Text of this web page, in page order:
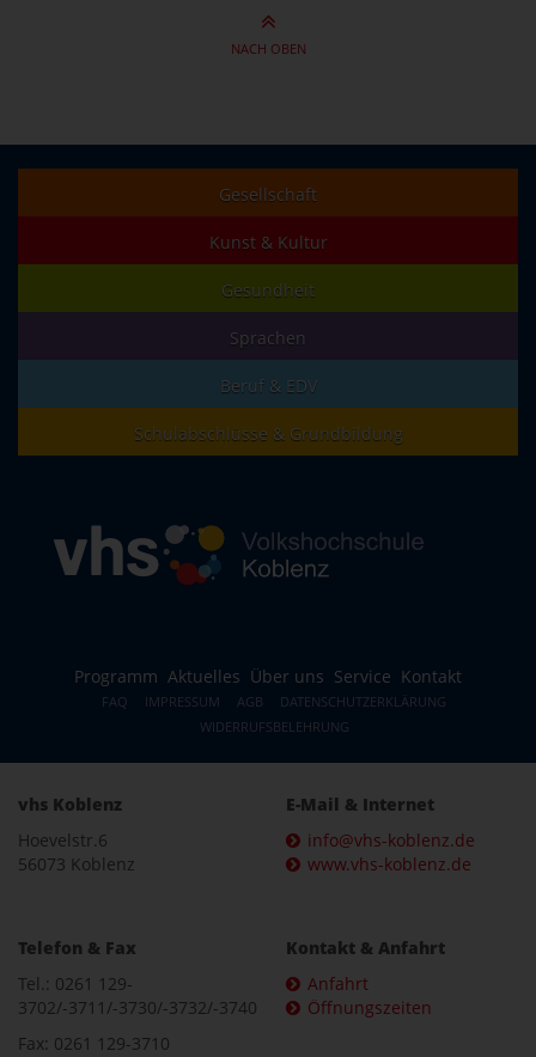
NACH OBEN
Gesellschaft
Kunst & Kultur
Gesundheit
Sprachen
Beruf & EDV
Schulabschlüsse & Grundbildung
Programm Aktuelles Über uns Service Kontakt
FAQ IMPRESSUM AGB
DATENSCHUTZERKLÄRUNG
WIDERRUFSBELEHRUNG
vhs Koblenz
Hoevelstr.6
56073 Koblenz
E-Mail & Internet
info@vhs-koblenz.de
www.vhs-koblenz.de
Telefon & Fax
Tel.: 0261 129-
3702/-3711/-3730/-3732/-3740
Fax: 0261 129-3710
Kontakt & Anfahrt
Anfahrt
Öffnungszeiten